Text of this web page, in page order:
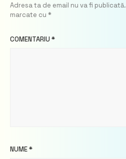
Adresa ta de email nu va fi publicată.
marcate cu *
COMENTARIU *
NUME*